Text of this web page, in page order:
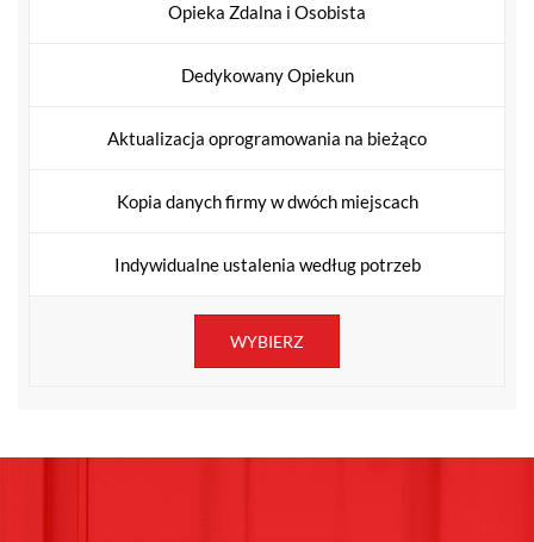
Opieka Zdalna i Osobista
Dedykowany Opiekun
Aktualizacja oprogramowania na bieżąco
Kopia danych firmy w dwóch miejscach
Indywidualne ustalenia według potrzeb
WYBIERZ